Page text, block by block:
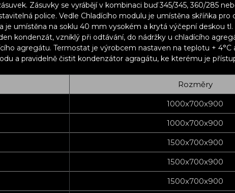
Zásuvky se vyrábějí v kombinaci buď 345/345, 360/285
police. Vedle Chladícího modulu je umístěna skříňka
je umístěna na soklu 40 mm vysokém a krytá výčepní deskou
kondenzát, vzniklý při odtávání, do nádržky u chladícího
agregátu. Termostat je výrobcem nastaven na teplotu + 4°C
a pravidelně čistit kondenzátor agragátu, ke kterému je
Rozměry
1000x700x900
1000x700x900
1500x700x900
1500x700x900
1500x700x900